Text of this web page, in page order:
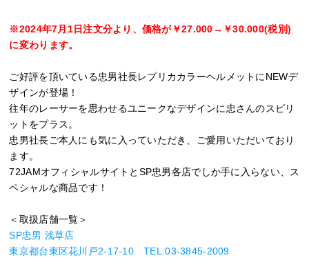
※2024年7月1日注文分より、価格が￥27.000→￥30.000(税別)
に変わります。
ご好評を頂いている忠男社長レプリカカラーヘルメットにNEWデ
ザインが登場！
往年のレーサーを思わせるユニークなデザインに忠さんのスピリ
ットをプラス。
忠男社長ご本人にも気に入っていただき、ご愛用いただいており
ます。
72JAMオフィシャルサイトとSP忠男各店でしか手に入らない、ス
ペシャルな商品です！
＜取扱店舗一覧＞
SP忠男 浅草店
東京都台東区花川戸2-17-10 TEL:03-3845-2009